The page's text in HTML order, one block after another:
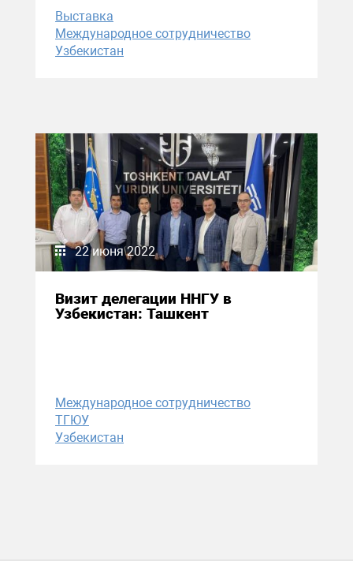
Выставка
Международное сотрудничество
Узбекистан
22 июня 2022
Визит делегации ННГУ в
Узбекистан: Ташкент
Международное сотрудничество
ТГЮУ
Узбекистан